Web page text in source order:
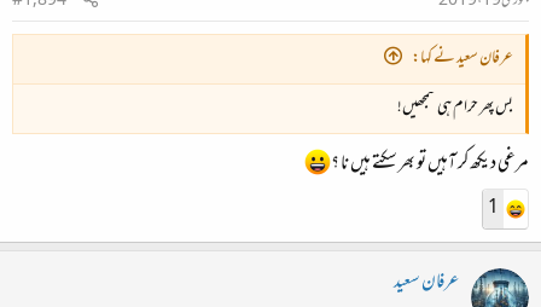
عرفان سعید نے کہا:
بس پھر حرام ہی سمجھیں!
مرغی دیکھ کر آہیں تو بھر سکتے ہیں نا ؟
1
عرفان سعید